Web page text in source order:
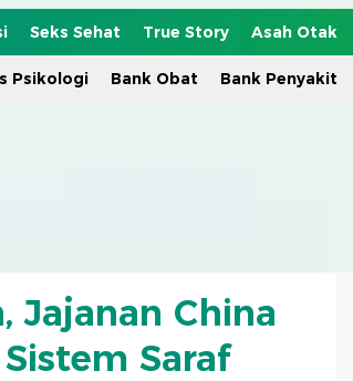
Seks Sehat True Story Asah Otak
Psikologi Bank Obat Bank Penyakit
Jajanan China
Saraf